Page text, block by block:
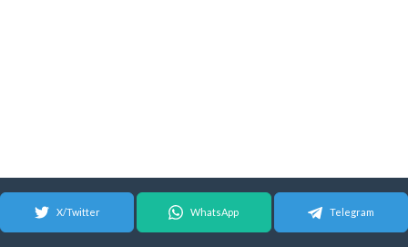
X/Twitter WhatsApp Telegram